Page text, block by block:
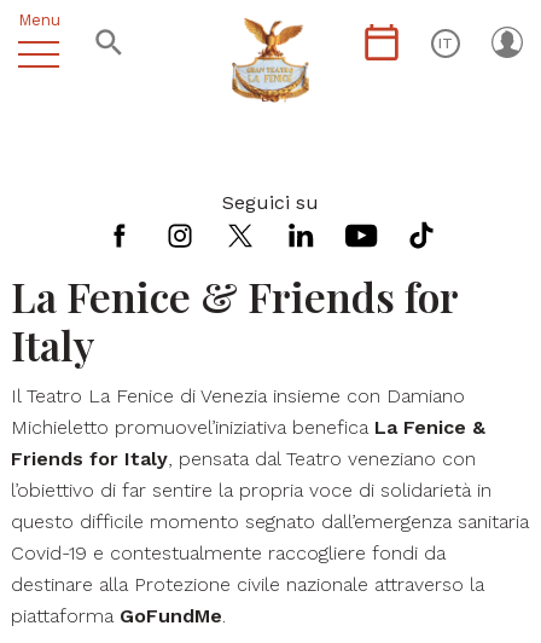
Menu
IT
Seguici su
La Fenice & Friends for
Italy
Il Teatro La Fenice di Venezia insieme con Damiano
Michieletto promuovel’iniziativa benefica La Fenice &
Friends for Italy, pensata dal Teatro veneziano con
l’obiettivo di far sentire la propria voce di solidarietà in
questo difficile momento segnato dall’emergenza sanitaria
Covid-19 e contestualmente raccogliere fondi da
destinare alla Protezione civile nazionale attraverso la
piattaforma GoFundMe.